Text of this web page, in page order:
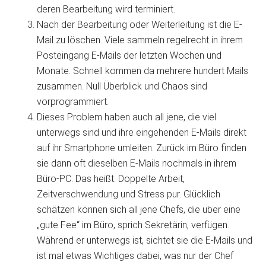
deren Bearbeitung wird terminiert.
Nach der Bearbeitung oder Weiterleitung ist die E-
Mail zu löschen. Viele sammeln regelrecht in ihrem
Posteingang E-Mails der letzten Wochen und
Monate. Schnell kommen da mehrere hundert Mails
zusammen. Null Überblick und Chaos sind
vorprogrammiert.
Dieses Problem haben auch all jene, die viel
unterwegs sind und ihre eingehenden E-Mails direkt
auf ihr Smartphone umleiten. Zurück im Büro finden
sie dann oft dieselben E-Mails nochmals in ihrem
Büro-PC. Das heißt: Doppelte Arbeit,
Zeitverschwendung und Stress pur. Glücklich
schätzen können sich all jene Chefs, die über eine
„gute Fee“ im Büro, sprich Sekretärin, verfügen.
Während er unterwegs ist, sichtet sie die E-Mails und
ist mal etwas Wichtiges dabei, was nur der Chef